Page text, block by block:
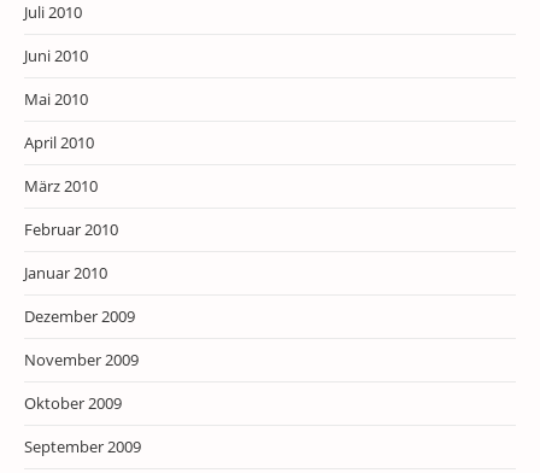
Juli 2010
Juni 2010
Mai 2010
April 2010
März 2010
Februar 2010
Januar 2010
Dezember 2009
November 2009
Oktober 2009
September 2009